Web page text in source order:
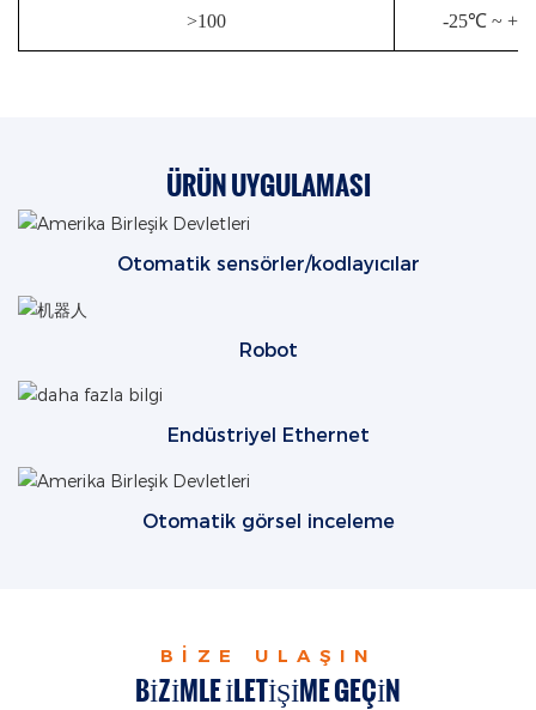
>100 -25℃ ~
ÜRÜN UYGULAMASI
Otomatik sensörler/kodlayıcılar
Robot
Endüstriyel Ethernet
Otomatik görsel inceleme
BIZE ULAŞIN
BIZIMLE ILETIŞIME GEÇIN